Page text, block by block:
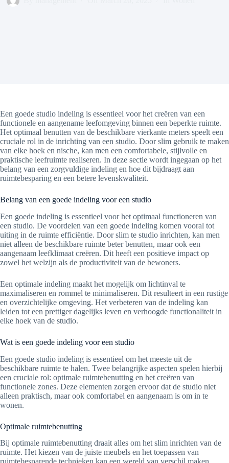
Een goede studio indeling is essentieel voor het creëren van een
functionele en aangename leefomgeving binnen een beperkte ruimte.
Het optimaal benutten van de beschikbare vierkante meters speelt een
cruciale rol in de inrichting van een studio. Door slim gebruik te maken
van elke hoek en nische, kan men een comfortabele, stijlvolle en
praktische leefruimte realiseren. In deze sectie wordt ingegaan op het
belang van een zorgvuldige indeling en hoe dit bijdraagt aan
ruimtebesparing en een betere levenskwaliteit.
Belang van een goede indeling voor een studio
Een goede indeling is essentieel voor het optimaal functioneren van
een studio. De voordelen van een goede indeling komen vooral tot
uiting in de ruimte efficiëntie. Door slim te studio inrichten, kan men
niet alleen de beschikbare ruimte beter benutten, maar ook een
aangenaam leefklimaat creëren. Dit heeft een positieve impact op
zowel het welzijn als de productiviteit van de bewoners.
Een optimale indeling maakt het mogelijk om lichtinval te
maximaliseren en rommel te minimaliseren. Dit resulteert in een rustige
en overzichtelijke omgeving. Het verbeteren van de indeling kan
leiden tot een prettiger dagelijks leven en verhoogde functionaliteit in
elke hoek van de studio.
Wat is een goede indeling voor een studio
Een goede studio indeling is essentieel om het meeste uit de
beschikbare ruimte te halen. Twee belangrijke aspecten spelen hierbij
een cruciale rol: optimale ruimtebenutting en het creëren van
functionele zones. Deze elementen zorgen ervoor dat de studio niet
alleen praktisch, maar ook comfortabel en aangenaam is om in te
wonen.
Optimale ruimtebenutting
Bij optimale ruimtebenutting draait alles om het slim inrichten van de
ruimte. Het kiezen van de juiste meubels en het toepassen van